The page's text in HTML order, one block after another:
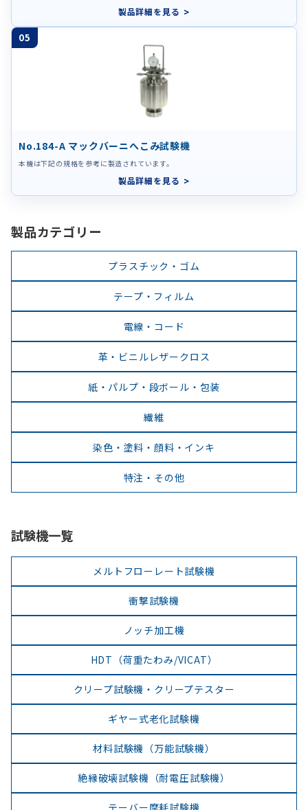
製品詳細を見る
05
No.184-A マックバーニへこみ試験機
本機は下記の規格を参考に製造されています。
製品詳細を見る
製品カテゴリー
プラスチック・ゴム
テープ・フィルム
電線・コード
革・ビニルレザークロス
紙・パルプ・段ボール・包装
繊維
染色・塗料・顔料・インキ
特注・その他
試験機一覧
メルトフローレート試験機
衝撃試験機
ノッチ加工機
HDT（荷重たわみ/VICAT）
クリープ試験機・クリープテスター
ギヤー式老化試験機
材料試験機（万能試験機）
絶縁破壊試験機（耐電圧試験機）
テーバー摩耗試験機